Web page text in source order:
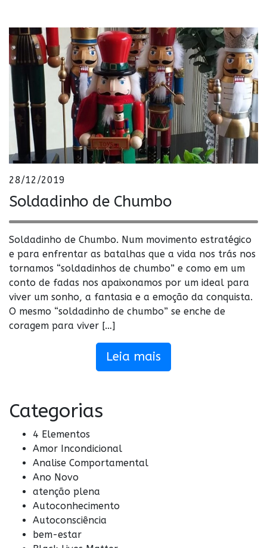
28/12/2019
Soldadinho de Chumbo
Soldadinho de Chumbo. Num movimento estratégico
e para enfrentar as batalhas que a vida nos trás nos
tornamos “soldadinhos de chumbo” e como em um
conto de fadas nos apaixonamos por um ideal para
viver um sonho, a fantasia e a emoção da conquista.
O mesmo “soldadinho de chumbo” se enche de
coragem para viver […]
Leia mais
Categorias
4 Elementos
Amor Incondicional
Analise Comportamental
Ano Novo
atenção plena
Autoconhecimento
Autoconsciência
bem-estar